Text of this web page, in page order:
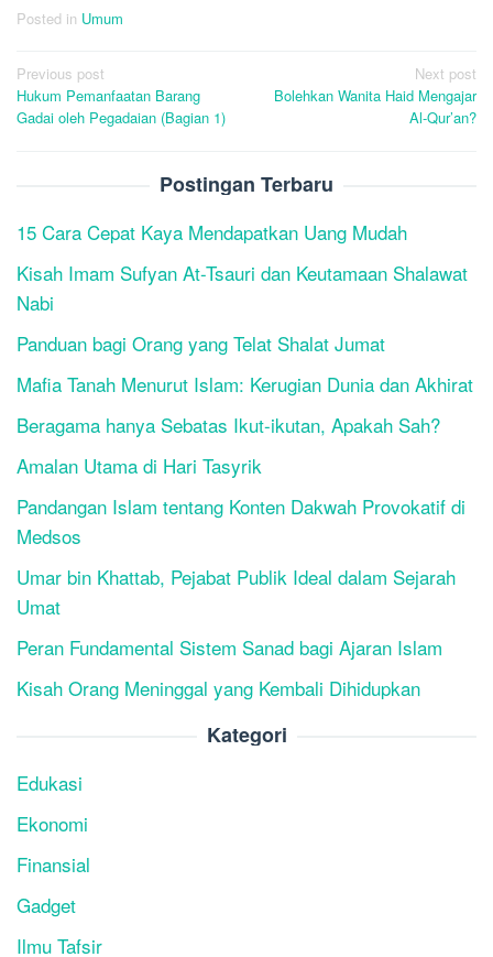
Posted in Umum
Post
navigation
Previous post
Hukum Pemanfaatan Barang
Gadai oleh Pegadaian (Bagian 1)
Next post
Bolehkan Wanita Haid Mengajar
Al-Qur’an?
Postingan Terbaru
15 Cara Cepat Kaya Mendapatkan Uang Mudah
Kisah Imam Sufyan At-Tsauri dan Keutamaan Shalawat
Nabi
Panduan bagi Orang yang Telat Shalat Jumat
Mafia Tanah Menurut Islam: Kerugian Dunia dan Akhirat
Beragama hanya Sebatas Ikut-ikutan, Apakah Sah?
Amalan Utama di Hari Tasyrik
Pandangan Islam tentang Konten Dakwah Provokatif di
Medsos
Umar bin Khattab, Pejabat Publik Ideal dalam Sejarah
Umat
Peran Fundamental Sistem Sanad bagi Ajaran Islam
Kisah Orang Meninggal yang Kembali Dihidupkan
Kategori
Edukasi
Ekonomi
Finansial
Gadget
Ilmu Tafsir